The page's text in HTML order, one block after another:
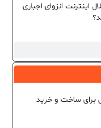
اینترنت انزوای اجباری
برای ساخت و خرید